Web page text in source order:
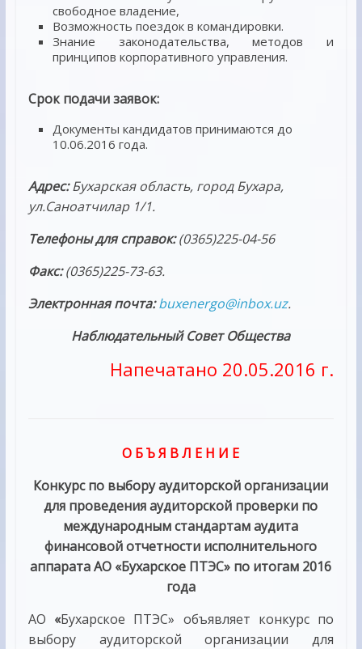
свободное владение,
Возможность поездок в командировки.
Знание законодательства, методов и
принципов корпоративного управления.
Срок подачи заявок:
Документы кандидатов принимаются до
10.06.2016 года.
Адрес: Бухарскаяобласть, городБухара,
ул.Саноатчилар 1/1.
Телефоны для справок:(0365)225-04-56
Факс:(0365)225-73-63.
Электронная почта: buxenergo@inbox.uz.
Наблюдательный Совет Общества
Напечатано 20.05.2016 г.
О Б Ъ Я В Л Е Н И Е
Конкурс по выбору аудиторской организации
для проведения аудиторской проверки по
международным стандартам аудита
финансовой отчетности исполнительного
аппарата АО «Бухарское ПТЭС» по итогам 2016
года
АО «Бухарское ПТЭС» объявляет конкурс по
выбору аудиторской организации для